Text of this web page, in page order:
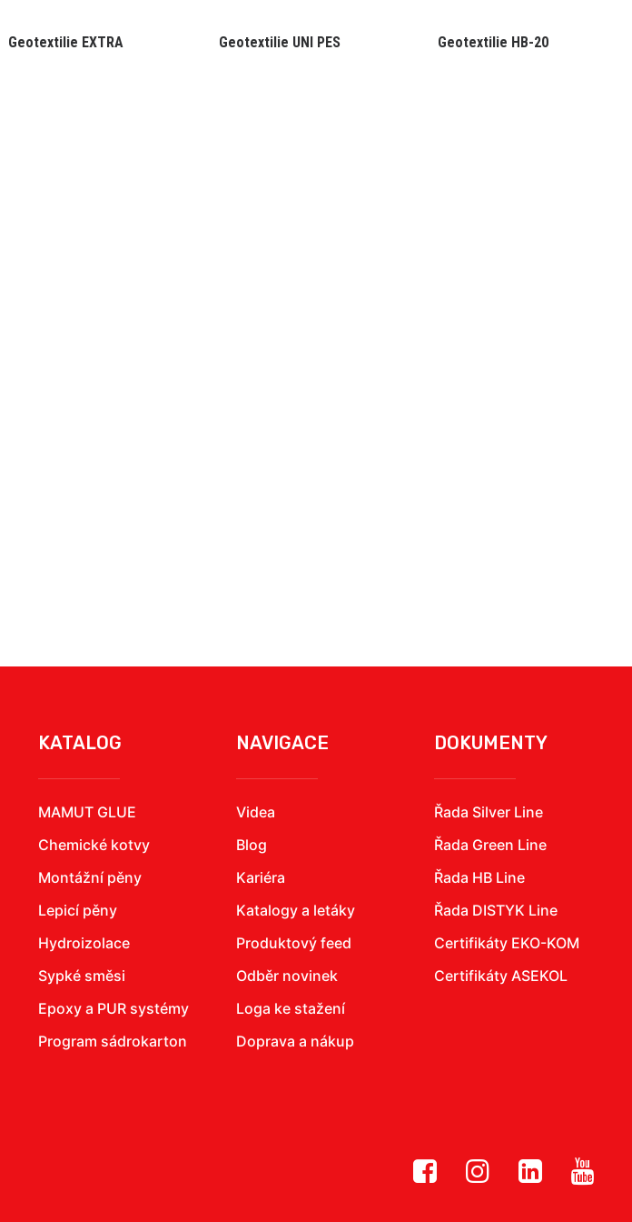
Geotextilie EXTRA Geotextilie UNI PES Geotextilie HB-20
KATALOG
MAMUT GLUE
Chemické kotvy
Montážní pěny
Lepicí pěny
Hydroizolace
Sypké směsi
Epoxy a PUR systémy
Program sádrokarton
NAVIGACE
Videa
Blog
Kariéra
Katalogy a letáky
Produktový feed
Odběr novinek
Loga ke stažení
Doprava a nákup
DOKUMENTY
Řada Silver Line
Řada Green Line
Řada HB Line
Řada DISTYK Line
Certifikáty EKO-KOM
Certifikáty ASEKOL